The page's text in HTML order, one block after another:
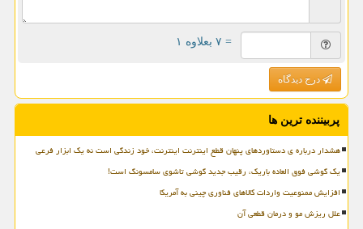
= ۷ بعلاوه ۱
درج دیدگاه
پربیننده ترین ها
هشدار درباره ی دستاوردهای پنهان قطع اینترنت اینترنت، خود زندگی است نه یک ابزار فرعی
یک گوشی فوق العاده باریک، رقیب جدید گوشی تاشوی سامسونگ است!
افزایش ممنوعیت واردات کالاهای فناوری چینی به آمریکا
علل ریزش مو و درمان قطعی آن